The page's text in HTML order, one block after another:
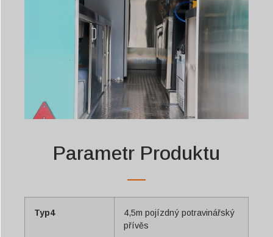
Parametr Produktu
Typ4
4,5m pojízdný potravinářský
přívěs